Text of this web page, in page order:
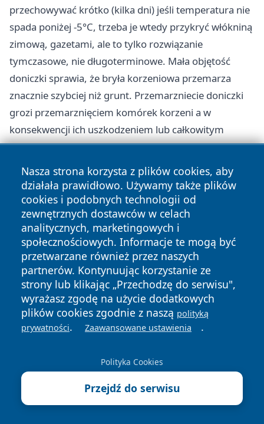
przechowywać krótko (kilka dni) jeśli temperatura nie
spada poniżej -5°C, trzeba je wtedy przykryć włókniną
zimową, gazetami, ale to tylko rozwiązanie
tymczasowe, nie długoterminowe. Mała objętość
doniczki sprawia, że bryła korzeniowa przemarza
znacznie szybciej niż grunt. Przemarzniecie doniczki
grozi przemarznięciem komórek korzeni a w
konsekwencji ich uszkodzeniem lub całkowitym
zniszczeniem.
Czy można przechowywać sadzonki w lodówce?
Tak. Sadzonki można czasowo przechowywać w
lodówce, przy temperaturze 4-8°C, przez 3-7 dni w
opakowaniu foliowym lub papierowym, co spowalnia
metabolizm i pozwala opóźnić posadzenie w
przypadku niekorzystnych warunków pogodowych.
Niska temperatura indukuje stan lekkiej dormancji.
Hamuje to wydłużanie się pędów (etiolację) przy braku
światła.
Jak często podlewać rośliny w doniczkach w czekaniu
na posadzenie?
podlewać umiarkowanie i stosownie do wymagań
rośliny, tak aby gleba zbytnio nie przesychała, ale nie
była zalana (gleba powinna być umiarkowanie
Nasza strona korzysta z plików cookies, aby
działała prawidłowo. Używamy także plików
cookies i podobnych technologii od
zewnętrznych dostawców w celach
analitycznych, marketingowych i
społecznościowych. Informacje te mogą być
przetwarzane również przez naszych
partnerów. Kontynuując korzystanie ze
strony lub klikając „Przechodzę do serwisu",
wyrażasz zgodę na użycie dodatkowych
plików cookies zgodnie z naszą polityką
prywatności. Zaawansowane ustawienia .
Polityka Cookies
Przejdź do serwisu